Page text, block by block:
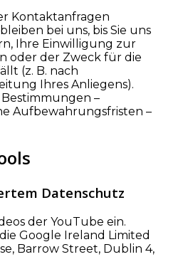
Kontaktanfragen
bei uns, bis Sie uns
Ihre Einwilligung zur
oder der Zweck für die
(z. B. nach
Ihres Anliegens).
–
Aufbewahrungsfristen –
Datenschutz
der YouTube ein.
Google Ireland Limited
Barrow Street, Dublin 4,